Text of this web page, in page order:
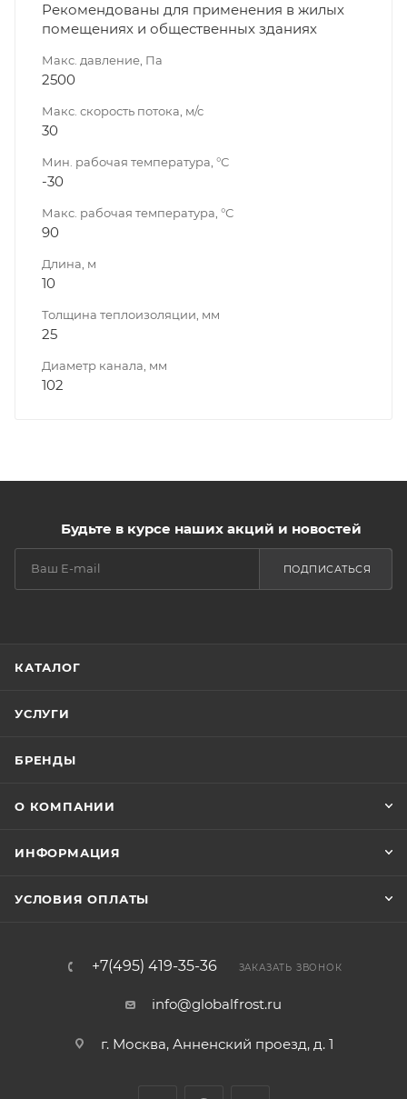
Рекомендованы для применения в жилых
помещениях и общественных зданиях
Макс. давление, Па
2500
Макс. скорость потока, м/с
30
Мин. рабочая температура, °С
-30
Макс. рабочая температура, °С
90
Длина, м
10
Толщина теплоизоляции, мм
25
Диаметр канала, мм
102
Будьте в курсе наших акций и новостей
ПОДПИСАТЬСЯ
КАТАЛОГ
УСЛУГИ
БРЕНДЫ
О КОМПАНИИ
ИНФОРМАЦИЯ
УСЛОВИЯ ОПЛАТЫ
+7(495) 419-35-36 ЗАКАЗАТЬ ЗВОНОК
info@globalfrost.ru
г. Москва, Анненский проезд, д. 1